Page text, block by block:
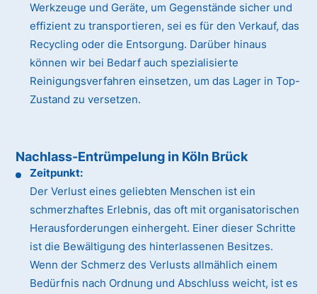
Werkzeuge und Geräte, um Gegenstände sicher und
effizient zu transportieren, sei es für den Verkauf, das
Recycling oder die Entsorgung. Darüber hinaus
können wir bei Bedarf auch spezialisierte
Reinigungsverfahren einsetzen, um das Lager in Top-
Zustand zu versetzen.
Nachlass-Entrümpelung in Köln Brück
Zeitpunkt:
Der Verlust eines geliebten Menschen ist ein
schmerzhaftes Erlebnis, das oft mit organisatorischen
Herausforderungen einhergeht. Einer dieser Schritte
ist die Bewältigung des hinterlassenen Besitzes.
Wenn der Schmerz des Verlusts allmählich einem
Bedürfnis nach Ordnung und Abschluss weicht, ist es